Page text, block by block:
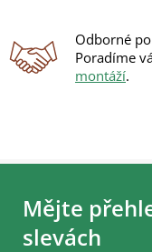
Odborné
Poradíme
montáží.
Z
Mějte
slevách